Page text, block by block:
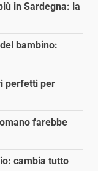
in Sardegna: la
bambino:
perfetti per
farebbe
cambia tutto